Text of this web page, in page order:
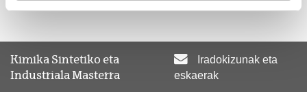
Kimika Sintetiko eta
Industriala Masterra
Iradokizunak eta
eskaerak